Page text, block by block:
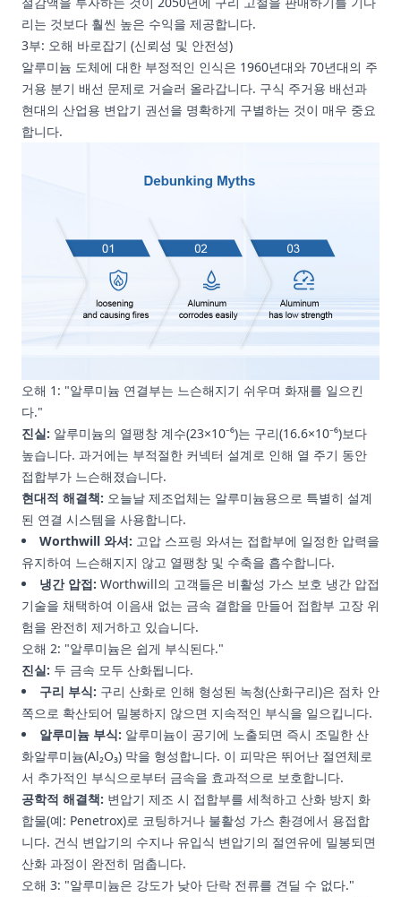
리는 것보다 훨씬 높은 수익을 제공합니다.
3부: 오해 바로잡기 (신뢰성 및 안전성)
알루미늄 도체에 대한 부정적인 인식은 1960년대와 70년대의 주
거용 분기 배선 문제로 거슬러 올라갑니다. 구식 주거용 배선과
현대의 산업용 변압기 권선을 명확하게 구별하는 것이 매우 중요
합니다.
오해 1: "알루미늄 연결부는 느슨해지기 쉬우며 화재를 일으킨
다."
진실: 알루미늄의 열팽창 계수(23×10⁻⁶)는 구리(16.6×10⁻⁶)보다
높습니다. 과거에는 부적절한 커넥터 설계로 인해 열 주기 동안
접합부가 느슨해졌습니다.
현대적 해결책: 오늘날 제조업체는 알루미늄용으로 특별히 설계
된 연결 시스템을 사용합니다.
Worthwill 와셔: 고압 스프링 와셔는 접합부에 일정한 압력을
유지하여 느슨해지지 않고 열팽창 및 수축을 흡수합니다.
냉간 압접: Worthwill의 고객들은 비활성 가스 보호 냉간 압접
기술을 채택하여 이음새 없는 금속 결합을 만들어 접합부 고장 위
험을 완전히 제거하고 있습니다.
오해 2: "알루미늄은 쉽게 부식된다."
진실: 두 금속 모두 산화됩니다.
구리 부식: 구리 산화로 인해 형성된 녹청(산화구리)은 점차 안
쪽으로 확산되어 밀봉하지 않으면 지속적인 부식을 일으킵니다.
알루미늄 부식: 알루미늄이 공기에 노출되면 즉시 조밀한 산
화알루미늄(Al₂O₃) 막을 형성합니다. 이 피막은 뛰어난 절연체로
서 추가적인 부식으로부터 금속을 효과적으로 보호합니다.
공학적 해결책: 변압기 제조 시 접합부를 세척하고 산화 방지 화
합물(예: Penetrox)로 코팅하거나 불활성 가스 환경에서 용접합
니다. 건식 변압기의 수지나 유입식 변압기의 절연유에 밀봉되면
산화 과정이 완전히 멈춥니다.
오해 3: "알루미늄은 강도가 낮아 단락 전류를 견딜 수 없다."